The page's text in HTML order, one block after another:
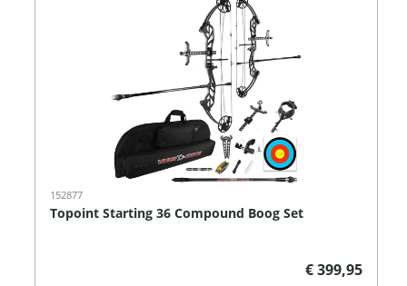
152877
Topoint Starting 36 Compound Boog Set
€ 399,95